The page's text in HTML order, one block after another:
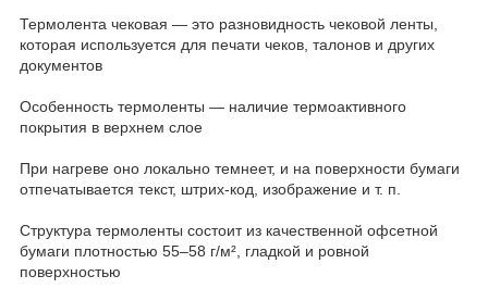
Термолента чековая — это разновидность чековой ленты,
которая используется для печати чеков, талонов и других
документов
Особенность термоленты — наличие термоактивного
покрытия в верхнем слое
При нагреве оно локально темнеет, и на поверхности бумаги
отпечатывается текст, штрих-код, изображение и т. п.
Структура термоленты состоит из качественной офсетной
бумаги плотностью 55–58 г/м², гладкой и ровной
поверхностью